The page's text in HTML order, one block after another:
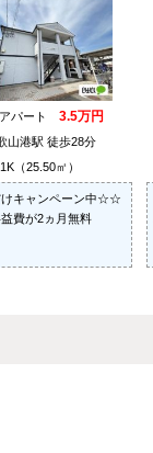
パート 3.5万円
山港駅 徒歩28分
1K（25.50㎡）
キャンペーン中☆☆
費が2ヵ月無料